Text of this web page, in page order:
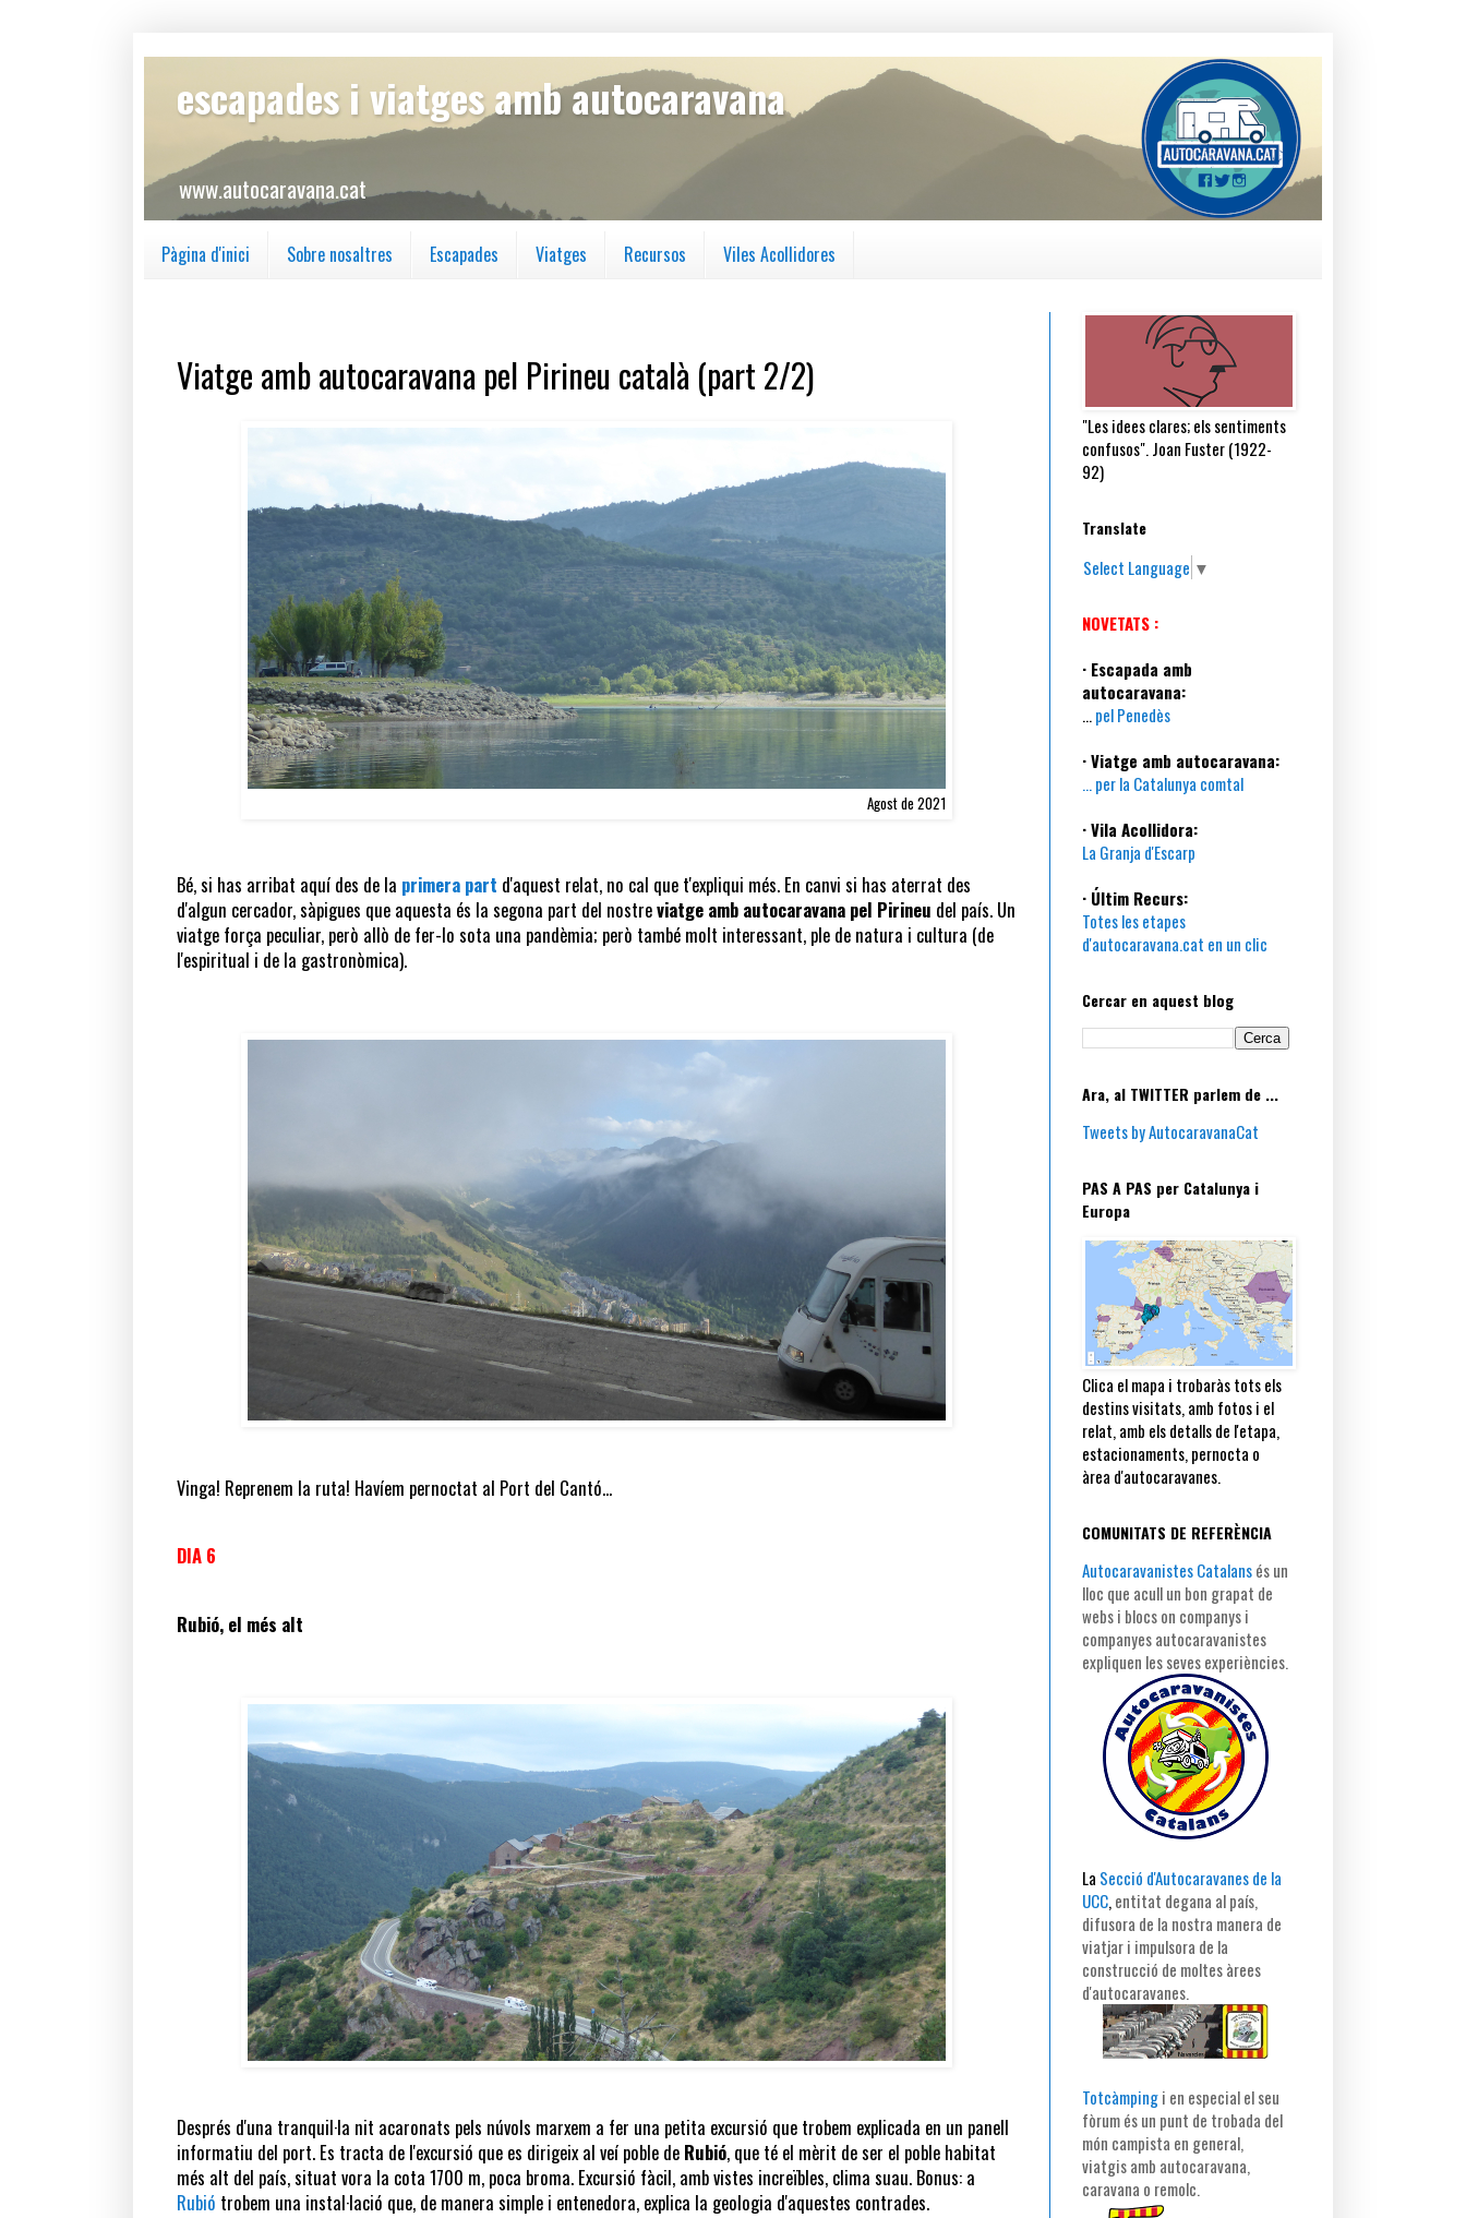
escapades i viatges amb autocaravana
www.autocaravana.cat
Pàgina d'inici Sobre nosaltres Escapades Viatges Recursos Viles Acollidores
Viatge amb autocaravana pel Pirineu català (part 2/2)
Agost de 2021
Bé, si has arribat aquí des de la primera part d'aquest relat, no cal que t'expliqui més. En canvi si has aterrat des
d'algun cercador, sàpigues que aquesta és la segona part del nostreviatge amb autocaravana pel Pirineu del país. Un
viatge força peculiar, però allò de fer-lo sota una pandèmia; però també molt interessant, ple de natura i cultura (de
l'espiritual i de la gastronòmica).
Vinga! Reprenem la ruta! Havíem pernoctat al Port del Cantó...
DIA 6
Rubió, el més alt
Després d'una tranquil·la nit acaronats pels núvols marxem a fer una petita excursió que trobem explicada en un panell
informatiu del port. Es tracta de l'excursió que es dirigeix al veí poble de Rubió, que té el mèrit de ser el poble habitat
més alt del país, situat vora la cota 1700 m, poca broma. Excursió fàcil, amb vistes increïbles, clima suau. Bonus: a
Rubió trobem una instal·lació que, de manera simple i entenedora, explica la geologia d'aquestes contrades.
"Les idees clares; els sentiments
confusos". Joan Fuster (1922-
92)
Translate
Select Language ▼
NOVETATS :
· Escapada amb
autocaravana:
...pel Penedès
· Viatge amb autocaravana:
... per la Catalunya comtal
· Vila Acollidora:
La Granja d'Escarp
· Últim Recurs:
Totes les etapes
d'autocaravana.cat en un clic
Cercar en aquest blog
Ara, al TWITTER parlem de ...
Tweets by AutocaravanaCat
PAS A PAS per Catalunya i
Europa
Clica el mapa i trobaràs tots els
destins visitats, amb fotos i el
relat, amb els detalls de l'etapa,
estacionaments, pernocta o
àrea d'autocaravanes.
COMUNITATS DE REFERÈNCIA
Autocaravanistes Catalansés un
lloc que acull un bon grapat de
webs i blocs on companys i
companyes autocaravanistes
expliquen les seves experiències.
La Secció d'Autocaravanes de la
UCC,entitat degana al país,
difusora de la nostra manera de
viatjar i impulsora de la
construcció de moltes àrees
d'autocaravanes.
Totcàmpingi en especial el seu
fòrum és un punt de trobada del
món campista en general,
viatgis amb autocaravana,
caravana o remolc.